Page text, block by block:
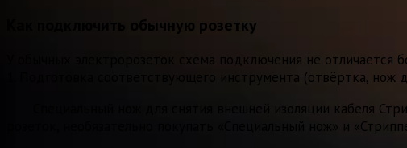
Как подключить обычную розетку
У обычных электророзеток схема подключения не
1. Подготовка соответствующего инструмента (отвёртка, нож
Специальный нож для снятия внешней изоляции кабеля
розеток, необязательно покупать «Специальный нож» и